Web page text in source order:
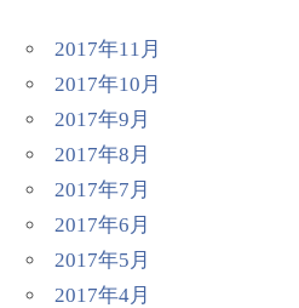
2017年11月
2017年10月
2017年9月
2017年8月
2017年7月
2017年6月
2017年5月
2017年4月